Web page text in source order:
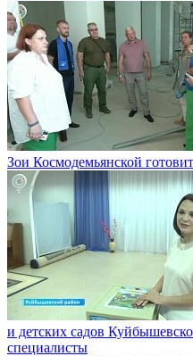
Зои Космодемьянской
и детских садов
специалисты